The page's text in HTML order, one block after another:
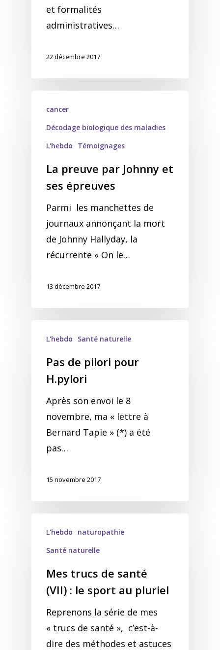
et formalités
administratives…
22 décembre 2017
cancer
Décodage biologique des maladies
L'hebdo
Témoignages
La preuve par Johnny et
ses épreuves
Parmi les manchettes de
journaux annonçant la mort
de Johnny Hallyday, la
récurrente « On le…
13 décembre 2017
L'hebdo Santé naturelle
Pas de pilori pour
H.pylori
Après son envoi le 8
novembre, ma « lettre à
Bernard Tapie » (*) a été
pas…
15 novembre 2017
L'hebdo
naturopathie
Santé naturelle
Mes trucs de santé
(VII) : le sport au pluriel
Reprenons la série de mes
« trucs de santé », c’est-à-
dire des méthodes et astuces